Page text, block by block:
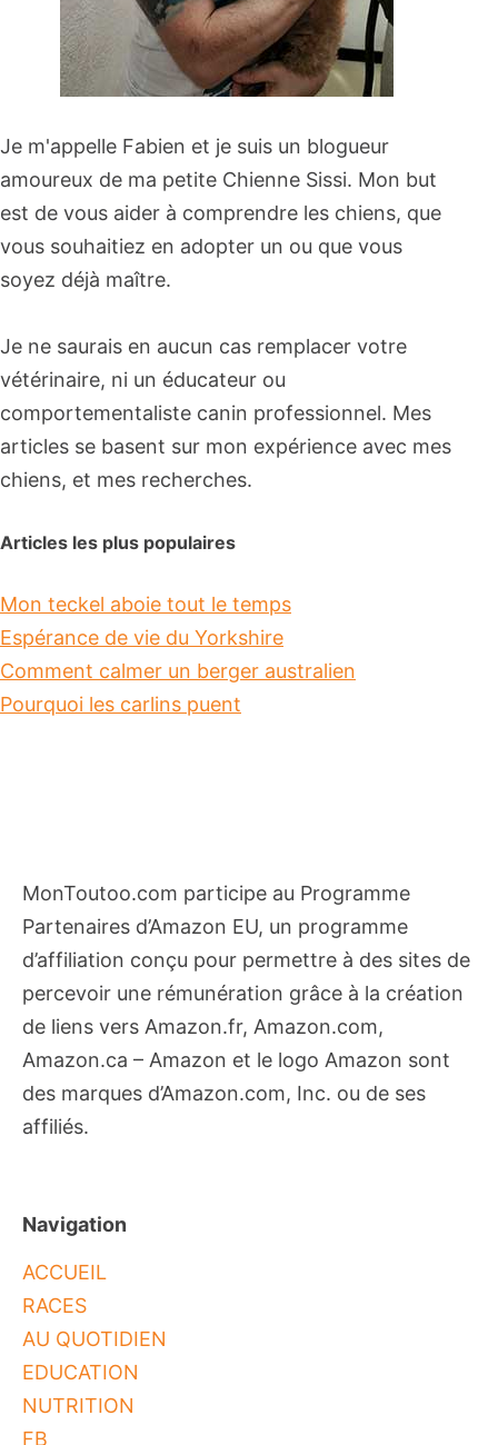
Je m'appelle Fabien et je suis un blogueur
amoureux de ma petite Chienne Sissi. Mon but
est de vous aider à comprendre les chiens, que
vous souhaitiez en adopter un ou que vous
soyez déjà maître.
Je ne saurais en aucun cas remplacer votre
vétérinaire, ni un éducateur ou
comportementaliste canin professionnel. Mes
articles se basent sur mon expérience avec mes
chiens, et mes recherches.
Articles les plus populaires
Mon teckel aboie tout le temps
Espérance de vie du Yorkshire
Comment calmer un berger australien
Pourquoi les carlins puent
MonToutoo.com participe au Programme
Partenaires d’Amazon EU, un programme
d’affiliation conçu pour permettre à des sites de
percevoir une rémunération grâce à la création
de liens vers Amazon.fr, Amazon.com,
Amazon.ca – Amazon et le logo Amazon sont
des marques d’Amazon.com, Inc. ou de ses
affiliés.
Navigation
ACCUEIL
RACES
AU QUOTIDIEN
EDUCATION
NUTRITION
FB